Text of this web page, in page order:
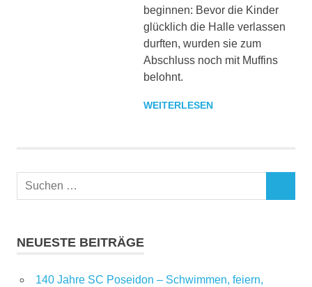
beginnen: Bevor die Kinder
glücklich die Halle verlassen
durften, wurden sie zum
Abschluss noch mit Muffins
belohnt.
WEITERLESEN
NEUESTE BEITRÄGE
140 Jahre SC Poseidon – Schwimmen, feiern,